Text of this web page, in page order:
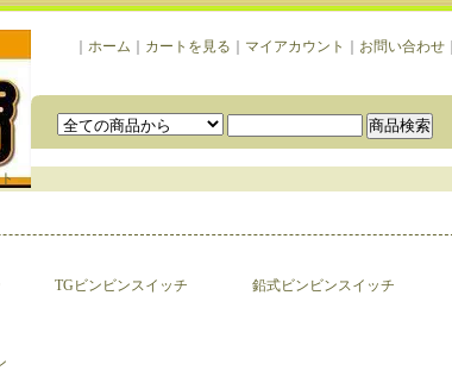
ホーム カートを見る マイアカウント お問い合わせ｜
TGビンビンスイッチ 鉛式ビンビンスイッチ